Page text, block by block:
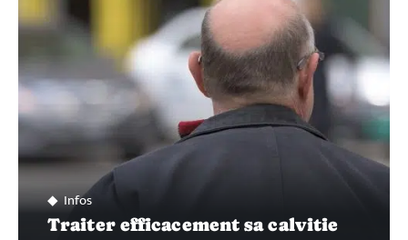
Infos
Traiter efficacement sa calvitie